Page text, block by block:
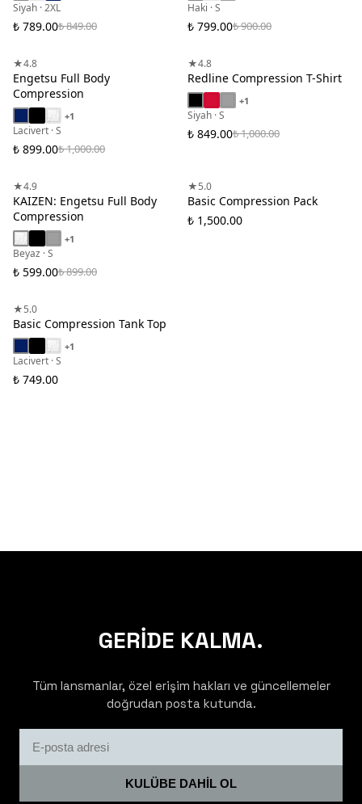
Siyah · 2XL
₺ 789.00₺ 849.00
Haki · S
₺ 799.00₺ 900.00
★4.8
Engetsu Full Body
Compression
+1
Lacivert · S
₺ 899.00₺ 1,000.00
EN ÇOK TERCIH EDILEN
★4.8
Redline Compression T-Shirt
+1
Siyah · S
₺ 849.00₺ 1,000.00
★4.9
KAIZEN: Engetsu Full Body
Compression
+1
Beyaz · S
₺ 599.00₺ 899.00
★5.0
Basic Compression Pack
₺ 1,500.00
★5.0
Basic Compression Tank Top
+1
Lacivert · S
₺ 749.00
GERİDE KALMA.
Tüm lansmanlar, özel erişim hakları ve güncellemeler
doğrudan posta kutunda.
KULÜBE DAHİL OL